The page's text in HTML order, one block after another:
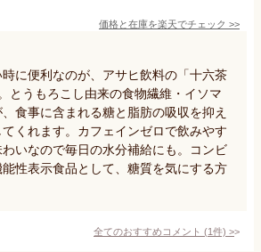
価格と在庫を楽天でチェック >>
に便利なのが、アサヒ飲料の「十六茶
とうもろこし由来の食物繊維・イソマ
食事に含まれる糖と脂肪の吸収を抑え
てくれます。カフェインゼロで飲みやす
いなので毎日の水分補給にも。コンビ
性表示食品として、糖質を気にする方
全てのおすすめコメント (1件) >